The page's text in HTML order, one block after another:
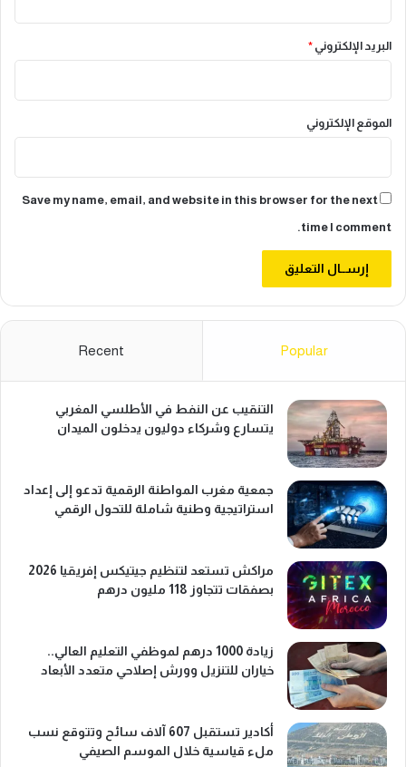
البريد الإلكتروني *
الموقع الإلكتروني
Save my name, email, and website in this browser for the next
time I comment.
Popular
Recent
التنقيب عن النفط في الأطلسي المغربي
يتسارع وشركاء دوليون يدخلون الميدان
جمعية مغرب المواطنة الرقمية تدعو إلى إعداد
استراتيجية وطنية شاملة للتحول الرقمي
مراكش تستعد لتنظيم جيتيكس إفريقيا 2026
بصفقات تتجاوز 118 مليون درهم
زيادة 1000 درهم لموظفي التعليم العالي..
خياران للتنزيل وورش إصلاحي متعدد الأبعاد
أكادير تستقبل 607 آلاف سائح وتتوقع نسب
ملء قياسية خلال الموسم الصيفي